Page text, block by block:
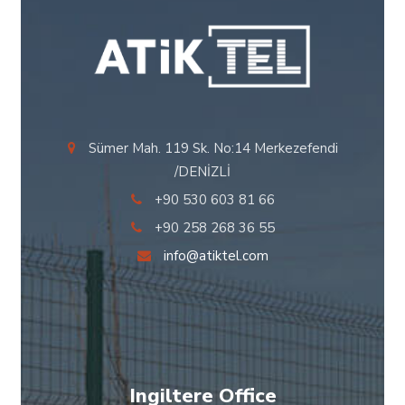
Sümer Mah. 119 Sk. No:14 Merkezefendi
/DENİZLİ
+90 530 603 81 66
+90 258 268 36 55
info@atiktel.com
Ingiltere Office